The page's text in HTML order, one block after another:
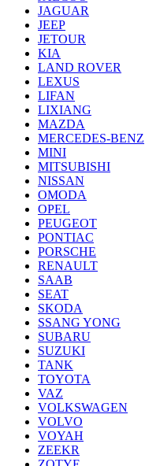
JAGUAR
JEEP
JETOUR
KIA
LAND ROVER
LEXUS
LIFAN
LIXIANG
MAZDA
MERCEDES-BENZ
MINI
MITSUBISHI
NISSAN
OMODA
OPEL
PEUGEOT
PONTIAC
PORSCHE
RENAULT
SAAB
SEAT
SKODA
SSANG YONG
SUBARU
SUZUKI
TANK
TOYOTA
VAZ
VOLKSWAGEN
VOLVO
VOYAH
ZEEKR